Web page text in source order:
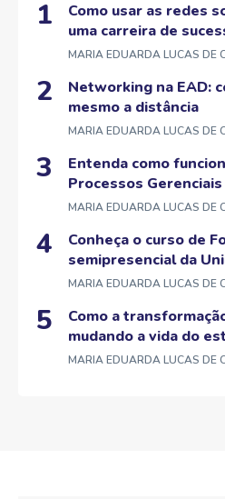
Como usar as redes
uma carreira de
MARIA EDUARDA LUCAS DE
Networking na EAD:
mesmo a distância
MARIA EDUARDA LUCAS DE
Entenda como
Processos Gerenciais
MARIA EDUARDA LUCAS DE
Conheça o curso de
semipresencial da
MARIA EDUARDA LUCAS DE
Como a
mudando a vida do
MARIA EDUARDA LUCAS DE